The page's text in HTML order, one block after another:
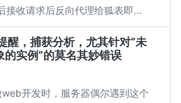
接收请求后反向代理给狐表即...
醒，捕获分析，尤其针对“未
实例”的莫名其妙错误
开发时，服务器偶尔遇到这个